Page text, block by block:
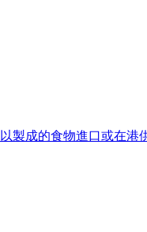
製成的食物進口或在港